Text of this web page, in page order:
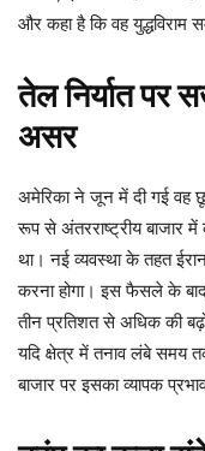
और कहा है कि वह युद्धविराम
तेल निर्यात पर
असर
अमेरिका ने जून में दी गई वह
रूप से अंतरराष्ट्रीय बाजार
था। नई व्यवस्था के तहत
करना होगा। इस फैसले के
तीन प्रतिशत से अधिक की
यदि क्षेत्र में तनाव लंबे समय
बाजार पर इसका व्यापक